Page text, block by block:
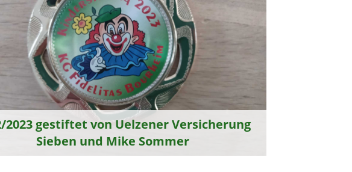
2023 gestiftet von Uelzener Versicherung
Sieben und Mike Sommer